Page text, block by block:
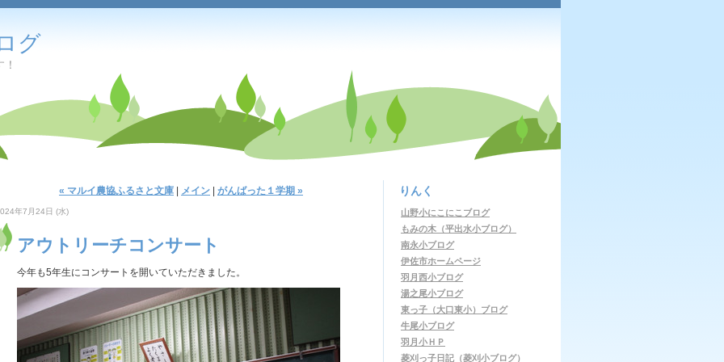
グ
« マルイ農協ふるさと文庫 メイン がんばった１学期 »
年7月24日 (水)
アウトリーチコンサート
今年も5年生にコンサートを開いていただきました。
りんく
山野小にこにこブログ
もみの木（平出水小ブログ）
南永小ブログ
伊佐市ホームページ
羽月西小ブログ
湯之尾小ブログ
東っ子（大口東小）ブログ
牛尾小ブログ
羽月小ＨＰ
菱刈っ子日記（菱刈小ブログ）